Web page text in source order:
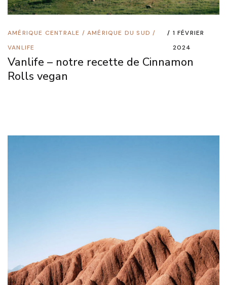
AMÉRIQUE CENTRALE /AMÉRIQUE DU SUD /
VANLIFE
1 FÉVRIER
2024
Vanlife – notre recette de Cinnamon
Rolls vegan